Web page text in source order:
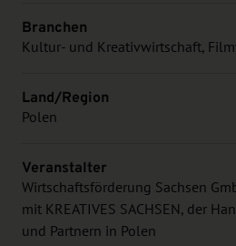
Branchen
Kultur- und Kreativwirtschaft,
Land/Region
Polen
Veranstalter
Wirtschaftsförderung Sachsen
mit KREATIVES SACHSEN, der
und Partnern in Polen